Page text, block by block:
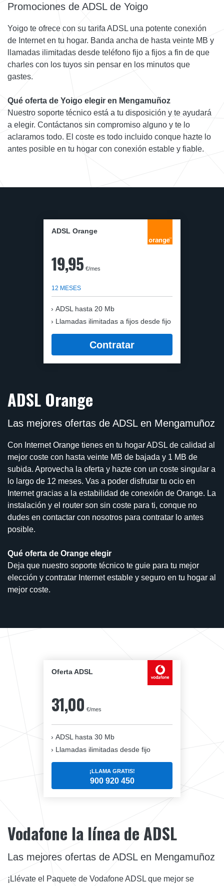
Promociones de ADSL de Yoigo
Yoigo te ofrece con su tarifa ADSL una potente conexión
de Internet en tu hogar. Banda ancha de hasta veinte MB y
llamadas ilimitadas desde teléfono fijo a fijos a fin de que
charles con los tuyos sin pensar en los minutos que
gastes.
Qué oferta de Yoigo elegir en Mengamuñoz
Nuestro soporte técnico está a tu disposición y te ayudará
a elegir. Contáctanos sin compromiso alguno y te lo
aclaramos todo. El coste es todo incluido conque hazte lo
antes posible en tu hogar con conexión estable y fiable.
ADSL Orange
19,95 €/mes
12 MESES
ADSL hasta 20 Mb
Llamadas ilimitadas a fijos desde fijo
Contratar
ADSL Orange
Las mejores ofertas de ADSL en Mengamuñoz
Con Internet Orange tienes en tu hogar ADSL de calidad al
mejor coste con hasta veinte MB de bajada y 1 MB de
subida. Aprovecha la oferta y hazte con un coste singular a
lo largo de 12 meses. Vas a poder disfrutar tu ocio en
Internet gracias a la estabilidad de conexión de Orange. La
instalación y el router son sin coste para ti, conque no
dudes en contactar con nosotros para contratar lo antes
posible.
Qué oferta de Orange elegir
Deja que nuestro soporte técnico te guie para tu mejor
elección y contratar Internet estable y seguro en tu hogar al
mejor coste.
Oferta ADSL
31,00 €/mes
ADSL hasta 30 Mb
Llamadas ilimitadas desde fijo
¡LLAMA GRATIS!
900 920 450
Vodafone la línea de ADSL
Las mejores ofertas de ADSL en Mengamuñoz
¡Llévate el Paquete de Vodafone ADSL que mejor se